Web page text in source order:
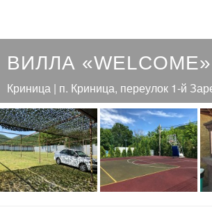
ВИЛЛА «WELCOME»
Криница | п. Криница, переулок 1-й